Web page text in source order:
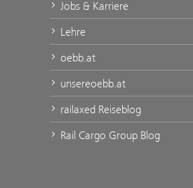
Jobs & Karriere
Lehre
oebb.at
unsereoebb.at
railaxed Reiseblog
Rail Cargo Group Blog